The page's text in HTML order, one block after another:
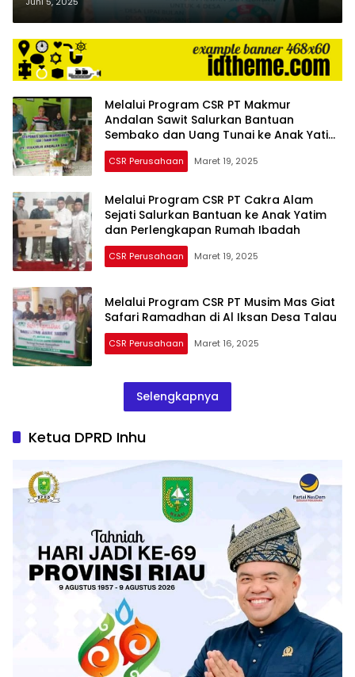
Melalui Program CSR PT Makmur
Andalan Sawit Salurkan Bantuan
Sembako dan Uang Tunai ke Anak Yatim
dan Fakir Miskin
CSR Perusahaan Maret 19, 2025
Melalui Program CSR PT Cakra Alam
Sejati Salurkan Bantuan ke Anak Yatim
dan Perlengkapan Rumah Ibadah
CSR Perusahaan Maret 19, 2025
Melalui Program CSR PT Musim Mas Giat
Safari Ramadhan di Al Iksan Desa Talau
CSR Perusahaan Maret 16, 2025
Selengkapnya
Ketua DPRD Inhu